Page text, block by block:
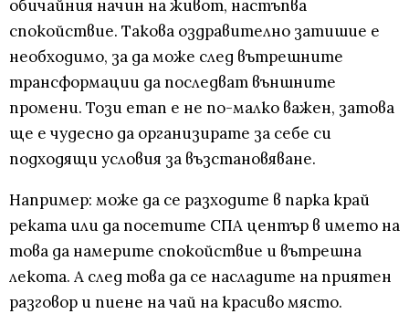
обичайния начин на живот, настъпва
спокойствие. Такова оздравително затишие е
необходимо, за да може след вътрешните
трансформации да последват външните
промени. Този етап е не по-малко важен, затова
ще е чудесно да организирате за себе си
подходящи условия за възстановяване.
Например: може да се разходите в парка край
реката или да посетите СПА център в името на
това да намерите спокойствие и вътрешна
лекота. А след това да се насладите на приятен
разговор и пиене на чай на красиво място.